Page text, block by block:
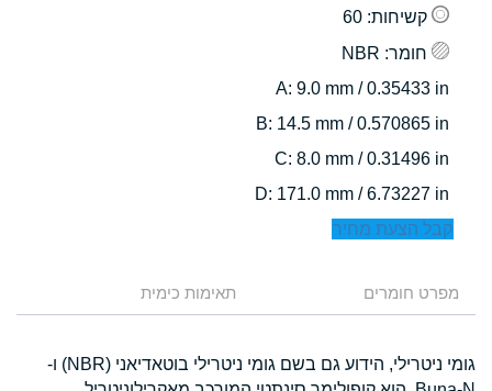
קשיחות: 60
חומר: NBR
: 9.0 mm / 0.35433 in
: 14.5 mm / 0.570865 in
: 8.0 mm / 0.31496 in
: 171.0 mm / 6.73227 in
קבל הצעת מחיר
מפרט חומרים תאימות כימית
גומי ניטרילי, הידוע גם בשם גומי ניטרילי בוטאדיאני (NBR) ו-